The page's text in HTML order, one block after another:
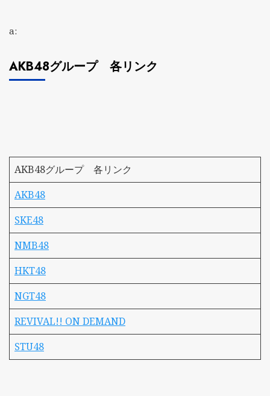
a:
AKB48グループ 各リンク
AKB48グループ 各リンク
AKB48
SKE48
NMB48
HKT48
NGT48
REVIVAL!! ON DEMAND
STU48